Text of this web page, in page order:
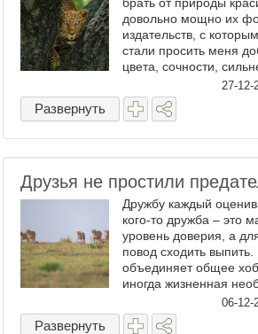
довольно мощно их
издательств, с
стали просить меня
цвета, сочности,
моделей, делать их
выразительными...
чаще ...
27-12-
Развернуть
Друзья не простили
Дружбу каждый
кого-то дружба – это
уровень доверия, а
повод сходить выпить.
объединяет общее
иногда жизненная
Помните, я
гепардов "Пять
06-12-
Развернуть